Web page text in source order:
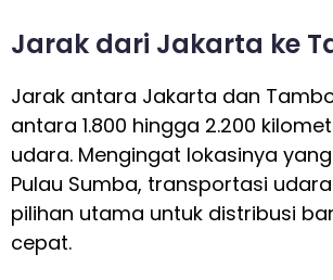
Jarak dari Jakarta ke
Jarak antara Jakarta dan
antara 1.800 hingga 2.200
udara. Mengingat lokasinya
Pulau Sumba, transportasi
pilihan utama untuk distribusi
cepat.